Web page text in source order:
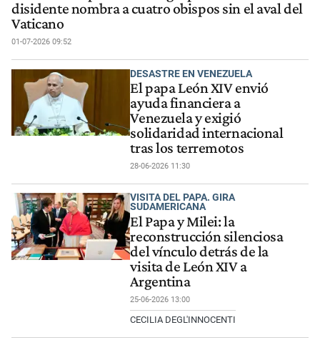
disidente nombra a cuatro obispos sin el aval del
Vaticano
01-07-2026 09:52
DESASTRE EN VENEZUELA
El papa León XIV envió
ayuda financiera a
Venezuela y exigió
solidaridad internacional
tras los terremotos
28-06-2026 11:30
VISITA DEL PAPA. GIRA
SUDAMERICANA
El Papa y Milei: la
reconstrucción silenciosa
del vínculo detrás de la
visita de León XIV a
Argentina
25-06-2026 13:00
CECILIA DEGL'INNOCENTI